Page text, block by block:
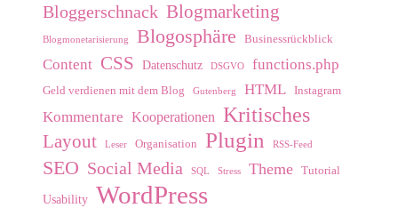
Bloggerschnack Blogmarketing
Blogmonetarisierung Blogosphäre Businessrückblick
Content CSS Datenschutz DSGVO functions.php
Geld verdienen mit dem Blog Gutenberg HTML Instagram
Kommentare Kooperationen Kritisches
Layout Leser Organisation Plugin RSS-Feed
SEO Social Media SQL Stress Theme Tutorial
Usability WordPress